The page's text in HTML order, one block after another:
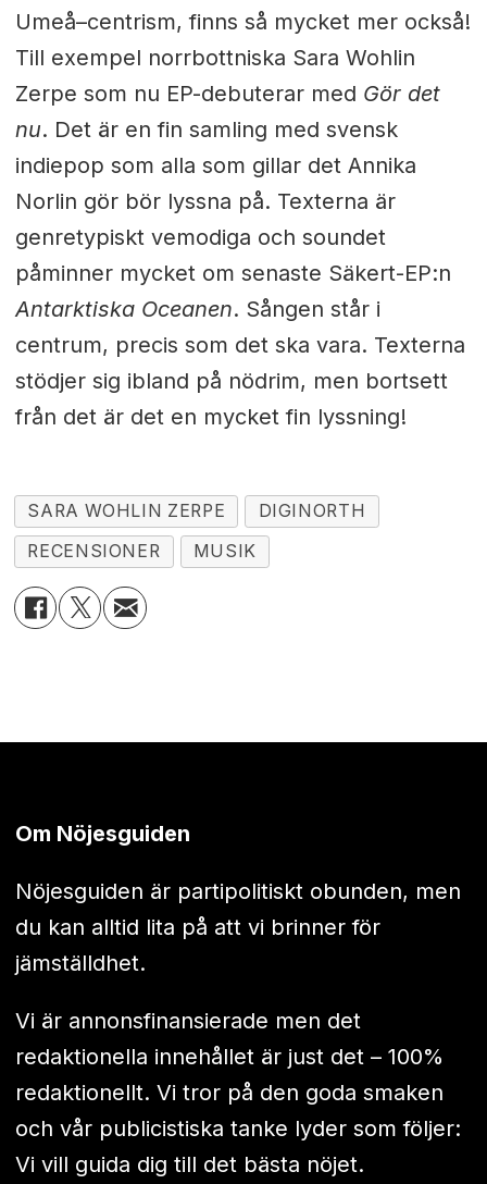
Umeå–centrism, finns så mycket mer också!
Till exempel norrbottniska Sara Wohlin
Zerpe som nu EP-debuterar med Gör det
nu. Det är en fin samling med svensk
indiepop som alla som gillar det Annika
Norlin gör bör lyssna på. Texterna är
genretypiskt vemodiga och soundet
påminner mycket om senaste Säkert-EP:n
Antarktiska Oceanen. Sången står i
centrum, precis som det ska vara. Texterna
stödjer sig ibland på nödrim, men bortsett
från det är det en mycket fin lyssning!
SARA WOHLIN ZERPE
DIGINORTH
RECENSIONER
MUSIK
Om Nöjesguiden
Nöjesguiden är partipolitiskt obunden, men
du kan alltid lita på att vi brinner för
jämställdhet.
Vi är annonsfinansierade men det
redaktionella innehållet är just det – 100%
redaktionellt. Vi tror på den goda smaken
och vår publicistiska tanke lyder som följer:
Vi vill guida dig till det bästa nöjet.